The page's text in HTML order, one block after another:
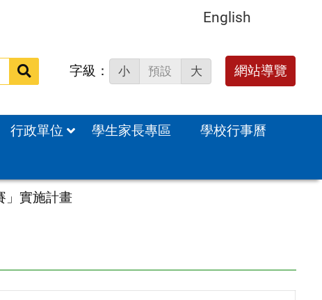
English
站
搜
字級： 小 預設 大 網站導覽
行政單位 學生家長專區
學校行事曆
」實施計畫